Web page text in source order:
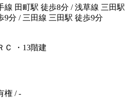
線 田町駅 徒歩8分 / 浅草線 三田駅
9分 / 三田線 三田駅 徒歩9分
Ｃ ・13階建
権 / -